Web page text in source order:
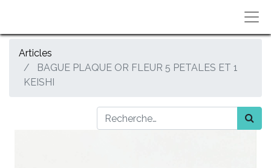
Articles
BAGUE PLAQUE OR FLEUR 5 PETALES ET 1
KEISHI